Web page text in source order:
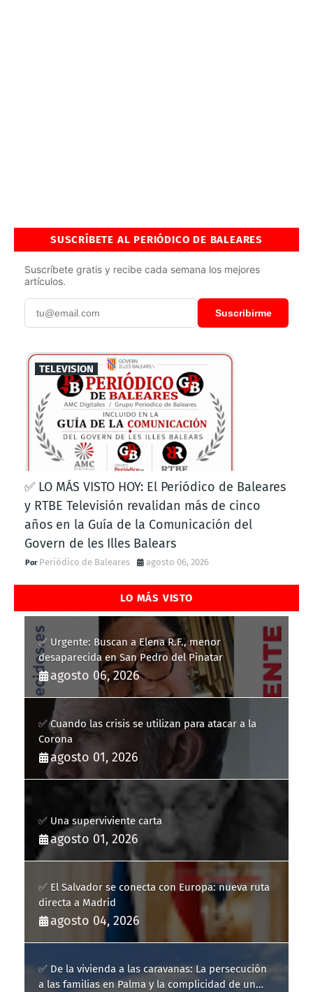
SUSCRÍBETE AL PERIÓDICO DE BALEARES
Suscríbete gratis y recibe cada semana los mejores
artículos.
Suscribirme
TELEVISION
✅ LO MÁS VISTO HOY: El Periódico de Baleares
y RTBE Televisión revalidan más de cinco
años en la Guía de la Comunicación del
Govern de les Illes Balears
Periódico de Baleares agosto 06, 2026
LO MÁS VISTO
✅ Urgente: Buscan a Elena R.F., menor
desaparecida en San Pedro del Pinatar
agosto 06, 2026
✅ Cuando las crisis se utilizan para atacar a la
Corona
agosto 01, 2026
✅ Una superviviente carta
agosto 01, 2026
✅ El Salvador se conecta con Europa: nueva ruta
directa a Madrid
agosto 04, 2026
✅ De la vivienda a las caravanas: La persecución
a las familias en Palma y la complicidad de un